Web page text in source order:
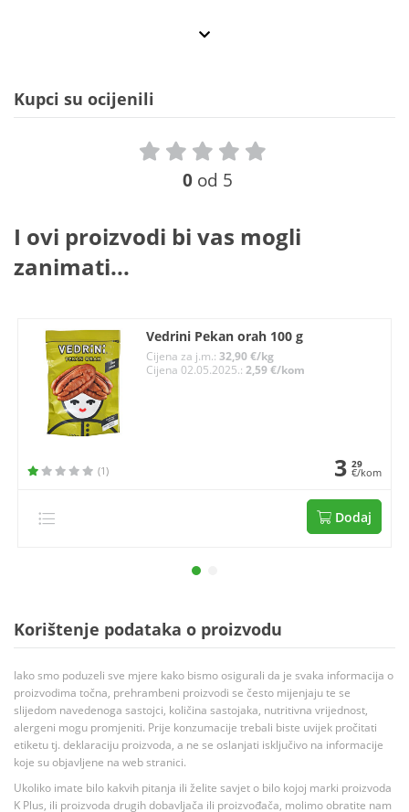
Kupci su ocijenili
0 od 5
I ovi proizvodi bi vas mogli
zanimati...
Vedrini Pekan orah 100 g
Cijena za j.m.:32,90 €/kg
Cijena 02.05.2025.:2,59 €/kom
(1) 3 29
€/kom
Dodaj
Korištenje podataka o proizvodu
Iako smo poduzeli sve mjere kako bismo osigurali da je svaka informacija o
proizvodima točna, prehrambeni proizvodi se često mijenjaju te se
slijedom navedenoga sastojci, količina sastojaka, nutritivna vrijednost,
alergeni mogu promjeniti. Prije konzumacije trebali biste uvijek pročitati
etiketu tj. deklaraciju proizvoda, a ne se oslanjati isključivo na informacije
koje su objavljene na web stranici.
Ukoliko imate bilo kakvih pitanja ili želite savjet o bilo kojoj marki proizvoda
K Plus, ili proizvoda drugih dobavljača ili proizvođača, molimo obratite nam